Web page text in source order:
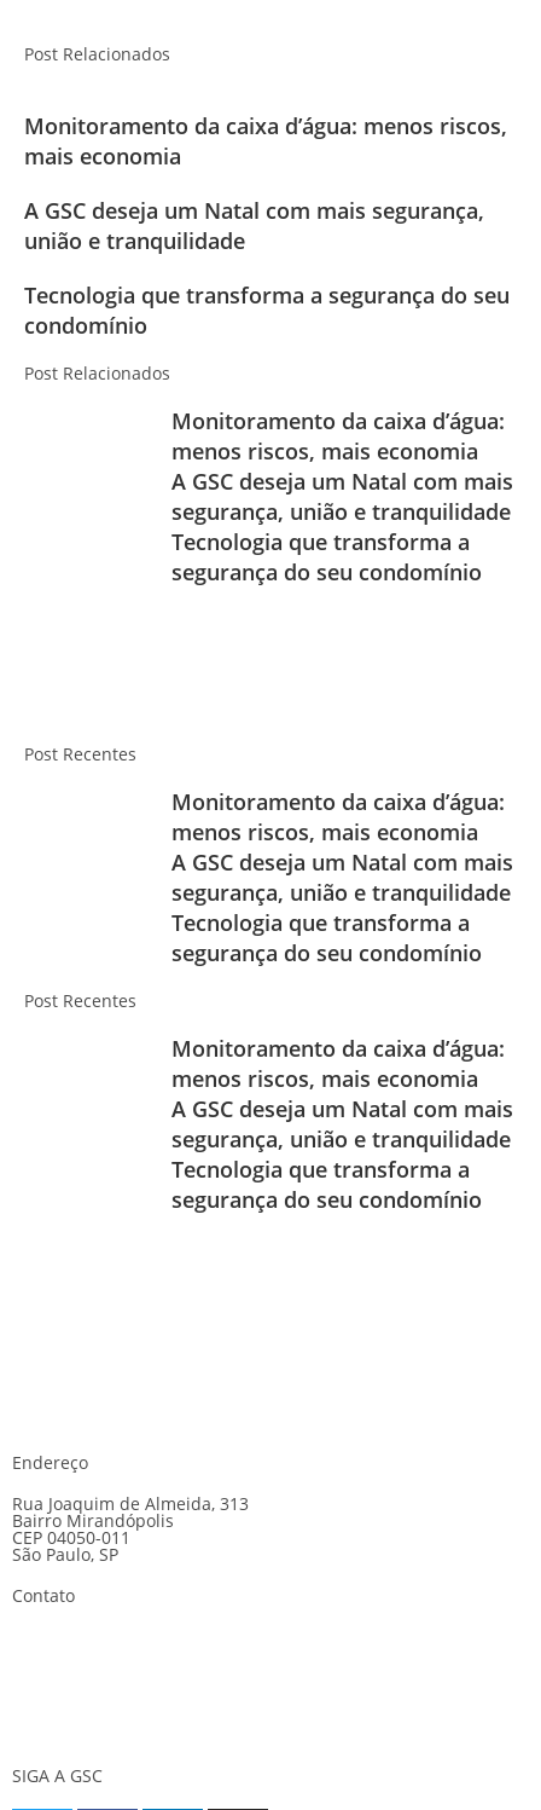
Post Relacionados
Monitoramento da caixa d’água: menos riscos,
mais economia
A GSC deseja um Natal com mais segurança,
união e tranquilidade
Tecnologia que transforma a segurança do seu
condomínio
Post Relacionados
Monitoramento da caixa d’água:
menos riscos, mais economia
A GSC deseja um Natal com mais
segurança, união e tranquilidade
Tecnologia que transforma a
segurança do seu condomínio
Post Recentes
Monitoramento da caixa d’água:
menos riscos, mais economia
A GSC deseja um Natal com mais
segurança, união e tranquilidade
Tecnologia que transforma a
segurança do seu condomínio
Post Recentes
Monitoramento da caixa d’água:
menos riscos, mais economia
A GSC deseja um Natal com mais
segurança, união e tranquilidade
Tecnologia que transforma a
segurança do seu condomínio
Endereço
Rua Joaquim de Almeida, 313
Bairro Mirandópolis
CEP 04050-011
São Paulo, SP
Contato
SIGA A GSC